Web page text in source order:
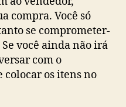
compra. Você só
se comprometer-
você ainda não irá
com o
colocar os itens no